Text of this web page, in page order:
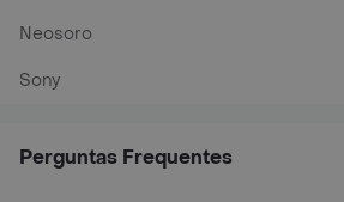
Neosoro
Sony
Perguntas Frequentes